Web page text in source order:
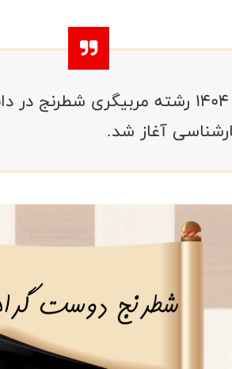
ثبت نام ترم بهمن ۱۴۰۴ رشته
آغاز شد.